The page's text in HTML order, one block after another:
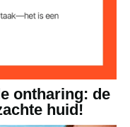
lbs)
ontharing: de
huid!